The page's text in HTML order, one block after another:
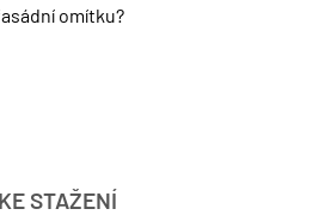
omítku?
KE STAŽENÍ